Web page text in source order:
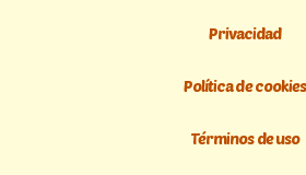
Privacidad
Política de cookies
Términos de uso